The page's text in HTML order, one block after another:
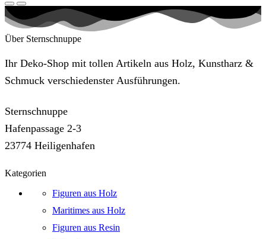
Über Sternschnuppe
Ihr Deko-Shop mit tollen Artikeln aus Holz, Kunstharz &
Schmuck verschiedenster Ausführungen.
Sternschnuppe
Hafenpassage 2-3
23774 Heiligenhafen
Kategorien
Figuren aus Holz
Maritimes aus Holz
Figuren aus Resin